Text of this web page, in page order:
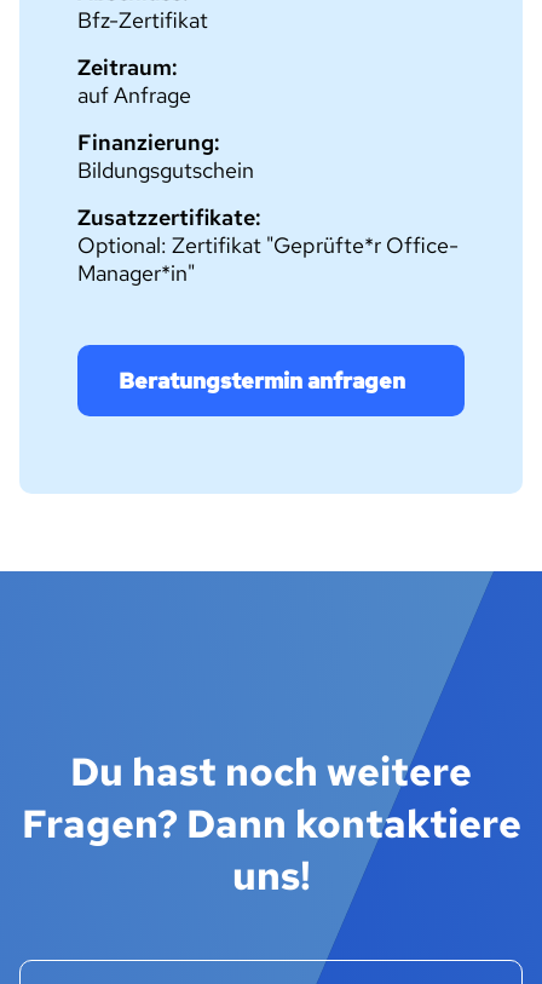
Bfz-Zertifikat
Zeitraum:
auf Anfrage
Finanzierung:
Bildungsgutschein
Zusatzzertifikate:
Optional: Zertifikat "Geprüfte*r Office-
Manager*in"
Beratungstermin anfragen
Du hast noch weitere
Fragen? Dann kontaktiere
uns!